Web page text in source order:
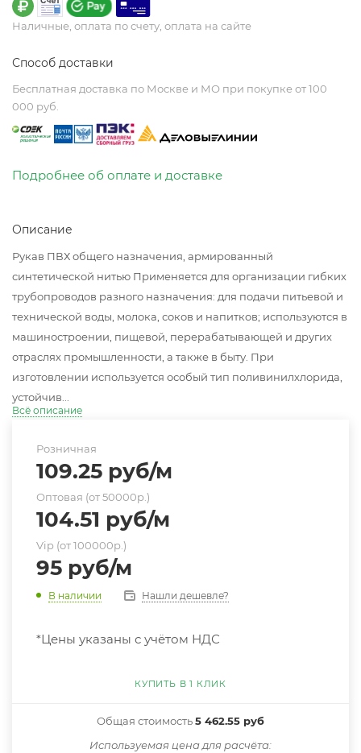
Наличные, оплата по счету, оплата на сайте
Способ доставки
Бесплатная доставка по Москве и МО при покупке от 100
000 руб.
Подробнее об оплате и доставке
Описание
Рукав ПВХ общего назначения, армированный
синтетической нитью Применяется для организации гибких
трубопроводов разного назначения: для подачи питьевой и
технической воды, молока, соков и напитков; используются в
машиностроении, пищевой, перерабатывающей и других
отраслях промышленности, а также в быту. При
изготовлении используется особый тип поливинилхлорида,
устойчив...
Всё описание
Розничная
109.25 руб/м
Оптовая (от 50000р.)
104.51 руб/м
Vip (от 100000р.)
95 руб/м
В наличии Нашли дешевле?
*Цены указаны с учётом НДС
КУПИТЬ В 1 КЛИК
Общая стоимость5 462.55 руб
Иcпользуемая цена для расчёта: